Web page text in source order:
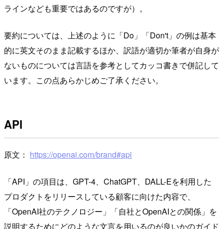
ラインなども重要ではあるのですが）。
要約については、上述のように「Do」「Don't」の例は基本
的に英文そのまま記載するほか、訳語が適切か筆者が自身が
ないものについては言語を参考としてカッコ書きで併記して
います。この点あらかじめご了承ください。
API
原文： https://openai.com/brand#api
「API」の項目は、GPT-4、ChatGPT、DALL-Eを利用した
プロダクトをリリースしている顧客に向けた内容で、
「OpenAI社のテクノロジー」「自社とOpenAIとの関係」を
説明するためにどのような文言を用いるのが良いかのガイド